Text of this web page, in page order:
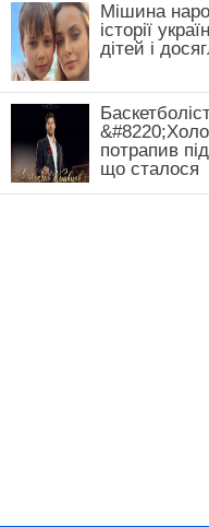
Мішина
історії
дітей і
потрапив
що сталося